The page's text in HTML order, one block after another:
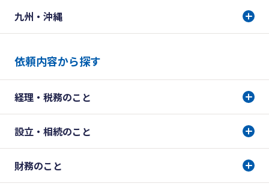
九州・沖縄
依頼内容から探す
経理・税務のこと
設立・相続のこと
財務のこと